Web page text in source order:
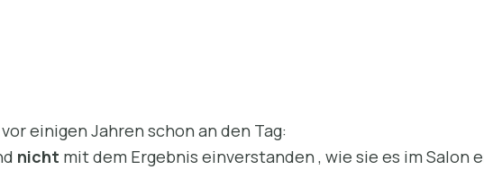
einigen Jahren schon an den Tag:
nicht mit dem Ergebnis einverstanden , wie sie es im Salon